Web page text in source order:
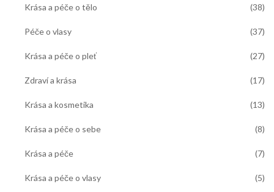
Krása a péče o tělo (38)
Péče o vlasy (37)
Krása a péče o pleť (27)
Zdraví a krása (17)
Krása a kosmetika (13)
Krása a péče o sebe (8)
Krása a péče (7)
Krása a péče o vlasy (5)